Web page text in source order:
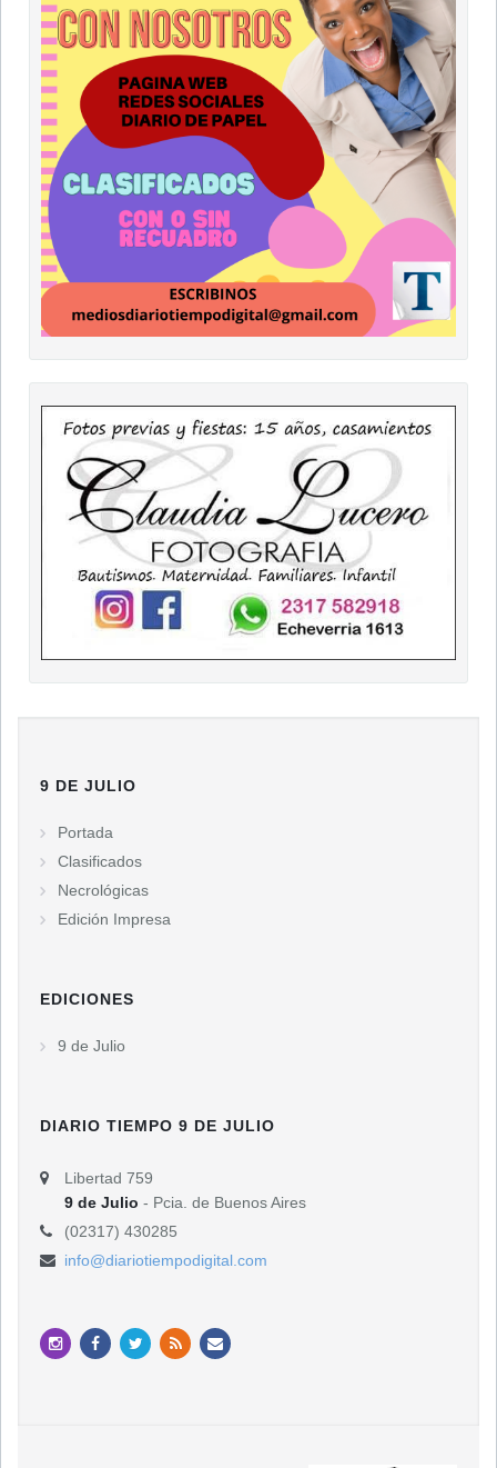
9 DE JULIO
Portada
Clasificados
Necrológicas
Edición Impresa
EDICIONES
9 de Julio
DIARIO TIEMPO 9 DE JULIO
Libertad 759
9 de Julio - Pcia. de Buenos Aires
(02317) 430285
info@diariotiempodigital.com